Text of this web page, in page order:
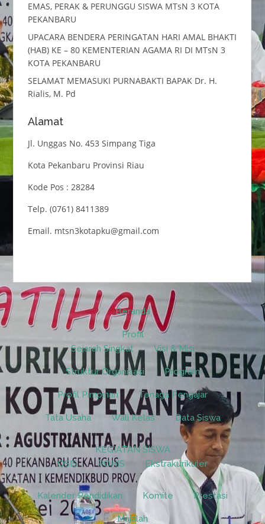
EMAS, PERAK & PERUNGGU SISWA MTsN 3 KOTA
PEKANBARU
UPACARA BENDERA PERINGATAN HARI AMAL BHAKTI
(HAB) KE – 80 KEMENTERIAN AGAMA RI DI MTsN 3
KOTA PEKANBARU
SELAMAT MEMASUKI PURNABAKTI BAPAK Dr. H.
Rialis, M. Pd
Alamat
Jl. Unggas No. 453 Simpang Tiga
Kota Pekanbaru Provinsi Riau
Kode Pos : 28284
Telp. (0761) 8411389
Email. mtsn3kotapku@gmail.com
Beranda
Profil
Sejarah Singkat
Visi & Misi
Struktur Organisasi Program
Profil Pimpinan Tenaga Pengajar
Tata Usaha Wali Kelas Data Siswa
KEGIATAN SISWA
OSIS
ROHIS Ekstrakurikuler
Kalender Pendidikan Komite Prestasi
Majalah